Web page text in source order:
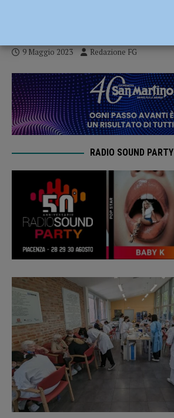
9 Maggio 2023 Redazione FG
RADIO SOUND PARTY